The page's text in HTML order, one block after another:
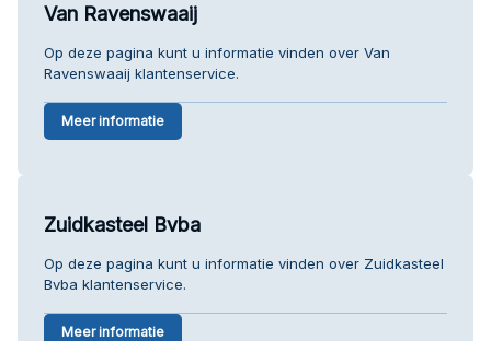
Van Ravenswaaij
Op deze pagina kunt u informatie vinden over Van
Ravenswaaij klantenservice.
Meer informatie
Zuidkasteel Bvba
Op deze pagina kunt u informatie vinden over Zuidkasteel
Bvba klantenservice.
Meer informatie